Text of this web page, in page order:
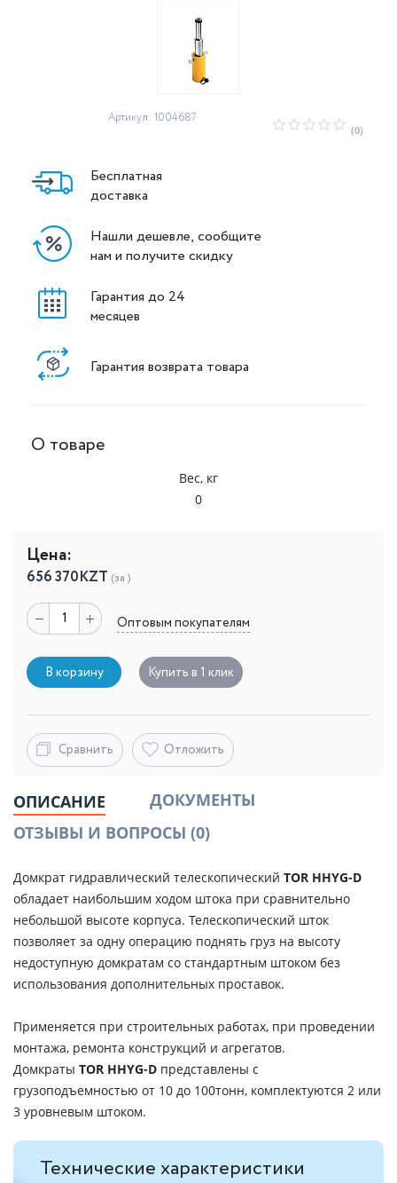
Артикул: 1004687
(0)
Бесплатная
доставка
Нашли дешевле, сообщите
нам и получите скидку
Гарантия до 24
месяцев
Гарантия возврата товара
О товаре
Вес, кг
0
Цена:
656 370KZT (за )
Оптовым покупателям
В корзину Купить в 1 клик
Сравнить Отложить
ОПИСАНИЕ
ДОКУМЕНТЫ
ОТЗЫВЫ И ВОПРОСЫ (0)
Домкрат гидравлический телескопический TOR HHYG-D
обладает наибольшим ходом штока при сравнительно
небольшой высоте корпуса. Телескопический шток
позволяет за одну операцию поднять груз на высоту
недоступную домкратам со стандартным штоком без
использования дополнительных проставок.
Применяется при строительных работах, при проведении
монтажа, ремонта конструкций и агрегатов.
Домкраты TOR HHYG-D представлены с
грузоподъемностью от 10 до 100тонн, комплектуются 2 или
3 уровневым штоком.
Технические характеристики